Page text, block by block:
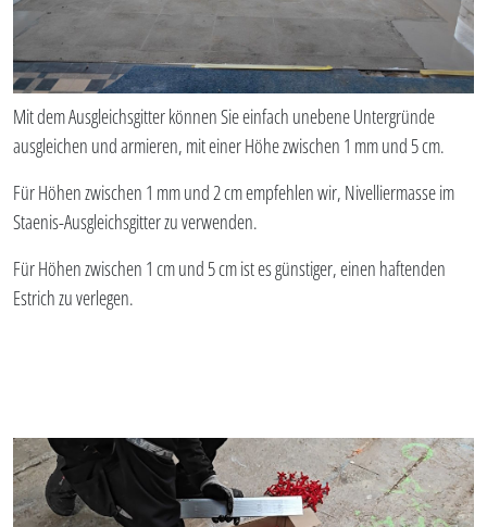
Mit dem Ausgleichsgitter können Sie einfach unebene Untergründe
ausgleichen und armieren, mit einer Höhe zwischen 1 mm und 5 cm.
Für Höhen zwischen 1 mm und 2 cm empfehlen wir, Nivelliermasse im
Staenis-Ausgleichsgitter zu verwenden.
Für Höhen zwischen 1 cm und 5 cm ist es günstiger, einen haftenden
Estrich zu verlegen.